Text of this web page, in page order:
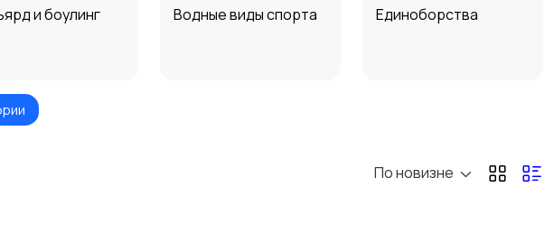
и боулинг Водные виды спорта Единоборства
и отдых на
По новизне